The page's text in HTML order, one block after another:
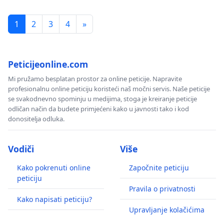
1 2 3 4 »
Peticijeonline.com
Mi pružamo besplatan prostor za online peticije. Napravite
profesionalnu online peticiju koristeći naš močni servis. Naše peticije
se svakodnevno spominju u medijima, stoga je kreiranje peticije
odličan način da budete primjećeni kako u javnosti tako i kod
donositelja odluka.
Vodiči
Kako pokrenuti online
peticiju
Kako napisati peticiju?
Više
Započnite peticiju
Pravila o privatnosti
Upravljanje kolačićima